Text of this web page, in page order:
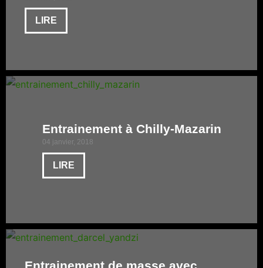
LIRE
Entrainement à Chilly-Mazarin
04 janvier, 2018
LIRE